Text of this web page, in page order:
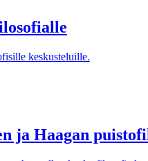
keskusteluille.
ja Haagan